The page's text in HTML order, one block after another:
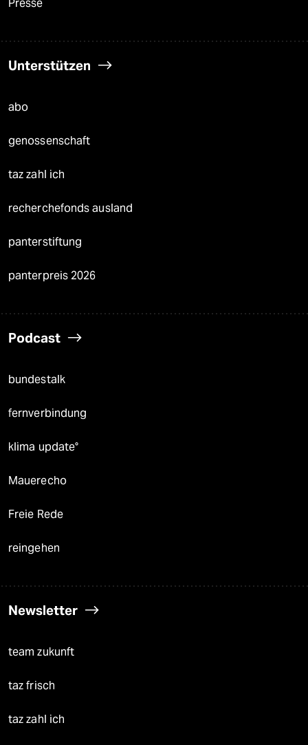
Presse
Unterstützen
abo
genossenschaft
taz zahl ich
recherchefonds ausland
panterstiftung
panterpreis 2026
Podcast
bundestalk
fernverbindung
klima update°
Mauerecho
Freie Rede
reingehen
Newsletter
team zukunft
taz frisch
taz zahl ich